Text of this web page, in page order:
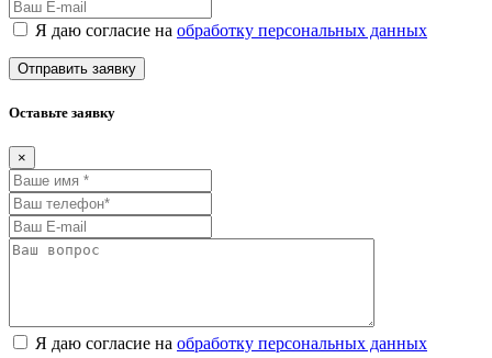
Я даю согласие на обработку персональных данных
Оставьте заявку
×
Я даю согласие на обработку персональных данных